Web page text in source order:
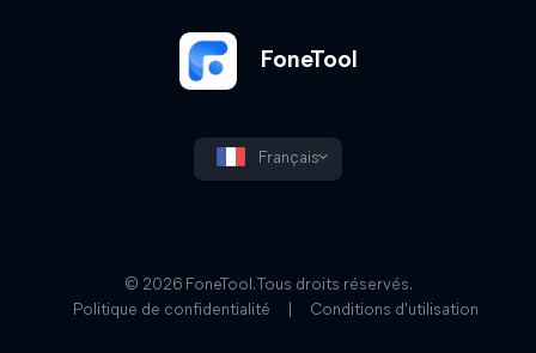
FoneTool
Français
© 2026 FoneTool. Tous droits réservés.
Politique de confidentialité
Conditions d'utilisation